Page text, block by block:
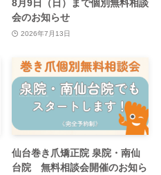
8月9日（日）まで個別無料相談
会のお知らせ
2026年7月13日
仙台巻き爪矯正院 泉院・南仙
台院 無料相談会開催のお知ら